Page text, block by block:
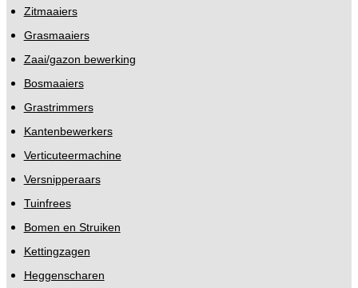
Zitmaaiers
Grasmaaiers
Zaai/gazon bewerking
Bosmaaiers
Grastrimmers
Kantenbewerkers
Verticuteermachine
Versnipperaars
Tuinfrees
Bomen en Struiken
Kettingzagen
Heggenscharen